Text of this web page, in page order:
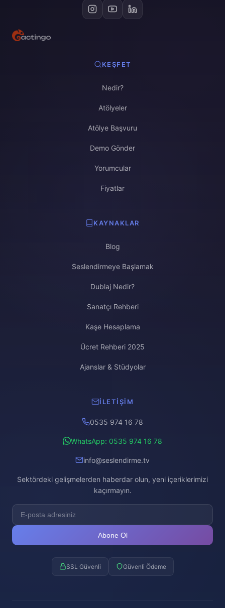
KEŞFET
Nedir?
Atölyeler
Atölye Başvuru
Demo Gönder
Yorumcular
Fiyatlar
KAYNAKLAR
Blog
Seslendirmeye Başlamak
Dublaj Nedir?
Sanatçı Rehberi
Kaşe Hesaplama
Ücret Rehberi 2025
Ajanslar & Stüdyolar
İLETIŞIM
0535 974 16 78
WhatsApp: 0535 974 16 78
info@seslendirme.tv
Sektördeki gelişmelerden haberdar olun, yeni içeriklerimizi
kaçırmayın.
Abone Ol
SSL Güvenli Güvenli Ödeme